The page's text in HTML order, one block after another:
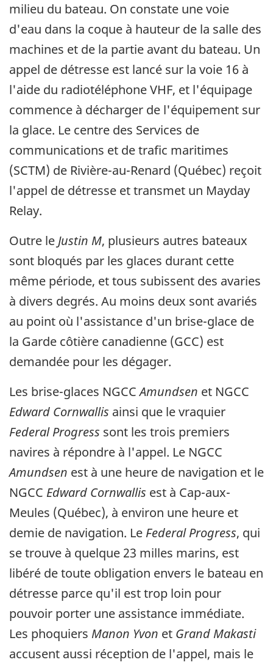
milieu du bateau. On constate une voie
d'eau dans la coque à hauteur de la salle des
machines et de la partie avant du bateau. Un
appel de détresse est lancé sur la voie 16 à
l'aide du radiotéléphone VHF, et l'équipage
commence à décharger de l'équipement sur
la glace. Le centre des Services de
communications et de trafic maritimes
(SCTM) de Rivière-au-Renard (Québec) reçoit
l'appel de détresse et transmet un Mayday
Relay.
Outre le Justin M, plusieurs autres bateaux
sont bloqués par les glaces durant cette
même période, et tous subissent des avaries
à divers degrés. Au moins deux sont avariés
au point où l'assistance d'un brise-glace de
la Garde côtière canadienne (GCC) est
demandée pour les dégager.
Les brise-glaces NGCCAmundsen et NGCC
Edward Cornwallis ainsi que le vraquier
Federal Progress sont les trois premiers
navires à répondre à l'appel. Le NGCC
Amundsen est à une heure de navigation et le
NGCC Edward Cornwallis est à Cap-aux-
Meules (Québec), à environ une heure et
demie de navigation. Le Federal Progress, qui
se trouve à quelque 23 milles marins, est
libéré de toute obligation envers le bateau en
détresse parce qu'il est trop loin pour
pouvoir porter une assistance immédiate.
Les phoquiers Manon Yvon et Grand Makasti
accusent aussi réception de l'appel, mais le